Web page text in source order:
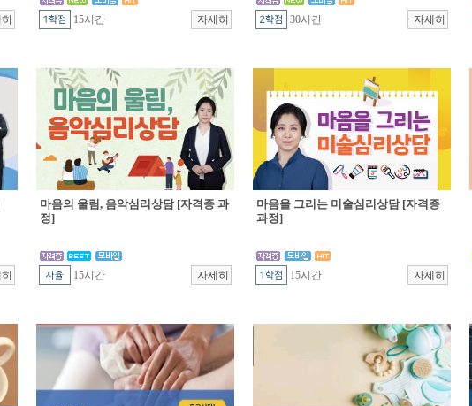
15시간 30시간
마음의 울림, 음악심리상담 [자격증 과
정]
15시간
마음을 그리는 미술심리상담 [자격증
과정]
15시간